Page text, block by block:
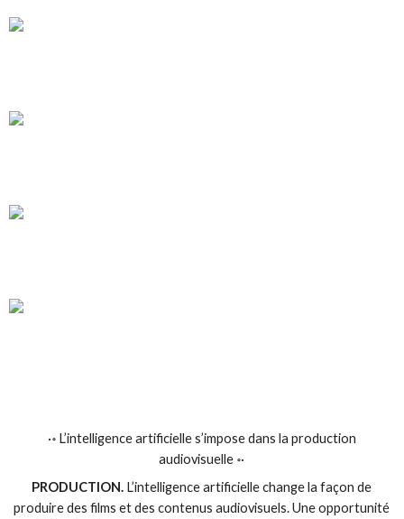
·॰ L’intelligence artificielle s’impose dans la production
audiovisuelle ॰·
PRODUCTION. L’intelligence artificielle change la façon de
produire des films et des contenus audiovisuels. Une opportunité